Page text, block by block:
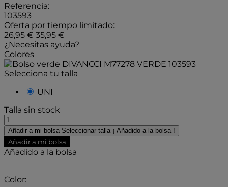
Referencia:
103593
Oferta por tiempo limitado:
26,95 € 35,95 €
¿Necesitas ayuda?
Colores
VERDE 103593
Selecciona tu talla
UNI
Talla sin stock
Añadir a mi bolsa Seleccionar talla ¡ Añadido a la bolsa !
Añadir a mi bolsa
Añadido a la bolsa
Color: